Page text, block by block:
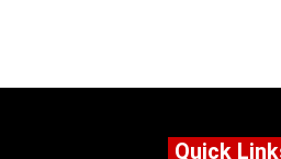
Quick